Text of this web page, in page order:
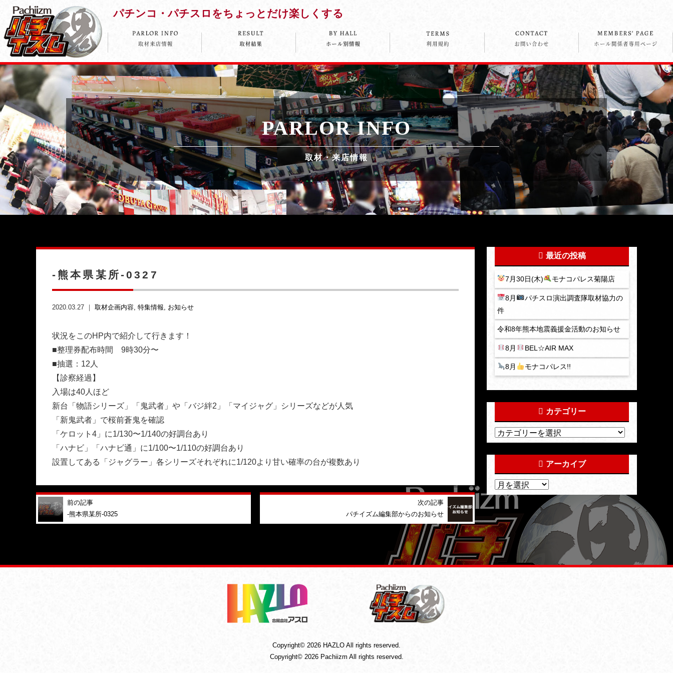
パチンコ・パチスロをちょっとだけ楽しくする
PARLOR INFO
取材・来店情報
-熊本県某所-0327
2020.03.27 ｜ 取材企画内容 特集情報 お知らせ
状況をこのHP内で紹介して行きます！
■整理券配布時間 9時30分〜
■抽選：12人
【診察経過】
入場は40人ほど
新台「物語シリーズ」「鬼武者」や「バジ絆2」「マイジャグ」シリーズなどが人気
「新鬼武者」で桜前蒼鬼を確認
「ケロット4」に1/130〜1/140の好調台あり
「ハナビ」「ハナビ通」に1/100〜1/110の好調台あり
設置してある「ジャグラー」各シリーズそれぞれに1/120より甘い確率の台が複数あり
前の記事
-熊本県某所-0325
次の記事
パチイズム編集部からのお知らせ
最近の投稿
7月30日(木) モナコパレス菊陽店
8月
パチスロ演出調査隊取材協力の
件
令和8年熊本地震義援金活動のお知らせ
8月 BEL☆AIR MAX
8月 モナコパレス!!
カテゴリー
アーカイブ
Copyright© 2026 HAZLO All rights reserved.
Copyright© 2026 Pachiizm All rights reserved.